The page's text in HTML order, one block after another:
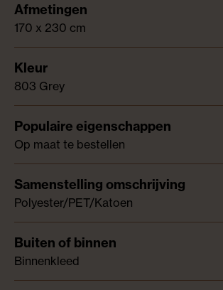
170 x 230 cm
803 Grey
Op maat te bestellen
Polyester/PET/Katoen
Binnenkleed